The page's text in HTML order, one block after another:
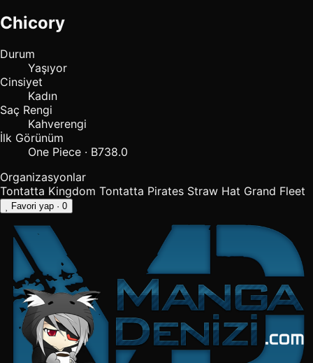
Chicory
Durum
Yaşıyor
Cinsiyet
Kadın
Saç Rengi
Kahverengi
İlk Görünüm
One Piece · B738.0
Organizasyonlar
Tontatta Kingdom Tontatta Pirates Straw Hat Grand Fleet
Favori yap · 0